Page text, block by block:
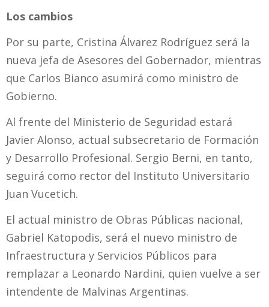
Los cambios
Por su parte, Cristina Álvarez Rodríguez será la
nueva jefa de Asesores del Gobernador, mientras
que Carlos Bianco asumirá como ministro de
Gobierno.
Al frente del Ministerio de Seguridad estará
Javier Alonso, actual subsecretario de Formación
y Desarrollo Profesional. Sergio Berni, en tanto,
seguirá como rector del Instituto Universitario
Juan Vucetich.
El actual ministro de Obras Públicas nacional,
Gabriel Katopodis, será el nuevo ministro de
Infraestructura y Servicios Públicos para
remplazar a Leonardo Nardini, quien vuelve a ser
intendente de Malvinas Argentinas.